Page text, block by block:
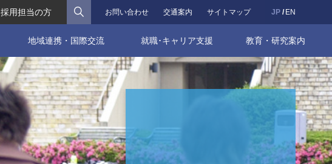
JP EN
お問い合わせ 交通案内 サイトマップ
採用担当の方 検索
地域連携・国際交流 就職･キャリア支援 教育・研究案内